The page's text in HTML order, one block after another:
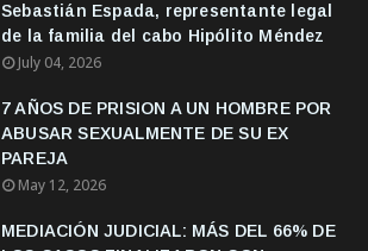
Sebastián Espada, representante legal
de la familia del cabo Hipólito Méndez
July 04, 2026
7 AÑOS DE PRISION A UN HOMBRE POR
ABUSAR SEXUALMENTE DE SU EX
PAREJA
May 12, 2026
MEDIACIÓN JUDICIAL: MÁS DEL 66% DE